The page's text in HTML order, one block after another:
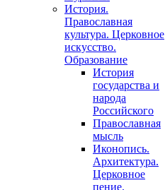
История.
Православная
культура. Церковное
искусство.
Образование
История
государства и
народа
Российского
Православная
мысль
Иконопись.
Архитектура.
Церковное
пение.